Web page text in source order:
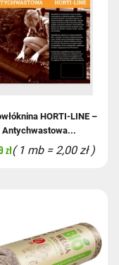
HORTI-LINE –
Antychwastowa...
zł( 1 mb = 2,00 zł )